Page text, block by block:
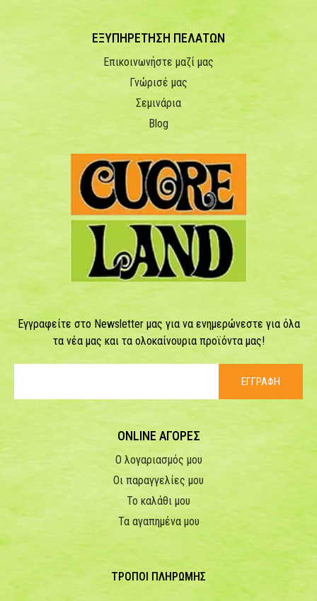
ΕΞΥΠΗΡΕΤΗΣΗ ΠΕΛΑΤΩΝ
Επικοινωνήστε μαζί μας
Γνώρισέ μας
Σεμινάρια
Blog
Εγγραφείτε στο Newsletter μας για να ενημερώνεστε για όλα
τα νέα μας και τα ολοκαίνουρια προϊόντα μας!
ΕΓΓΡΑΦΗ
ONLINE ΑΓΟΡΕΣ
Ο λογαριασμός μου
Οι παραγγελίες μου
Το καλάθι μου
Τα αγαπημένα μου
ΤΡΟΠΟΙ ΠΛΗΡΩΜΗΣ